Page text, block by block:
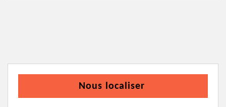
Nous localiser